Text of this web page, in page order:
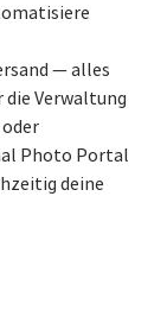
— alles
Verwaltung
Photo Portal
deine